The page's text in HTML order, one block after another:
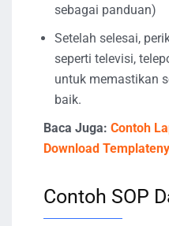
sebagai panduan)
Setelah selesai,
seperti televisi,
untuk memastikan
baik.
Baca Juga: Contoh
Download
Contoh SOP